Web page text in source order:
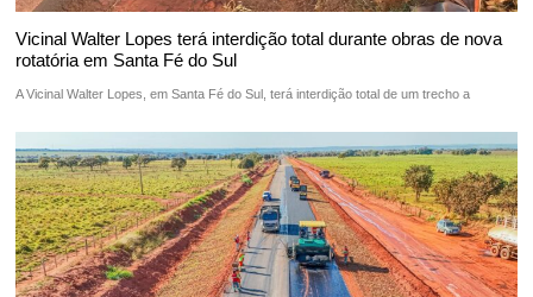
Vicinal Walter Lopes terá interdição total durante obras de nova
rotatória em Santa Fé do Sul
A Vicinal Walter Lopes, em Santa Fé do Sul, terá interdição total de um trecho a